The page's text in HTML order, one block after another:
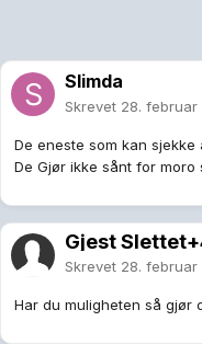
Slimda
Skrevet 28. februar
De eneste som kan
De Gjør ikke sånt for moro
Gjest
Skrevet 28. februar
Har du muligheten så gjør